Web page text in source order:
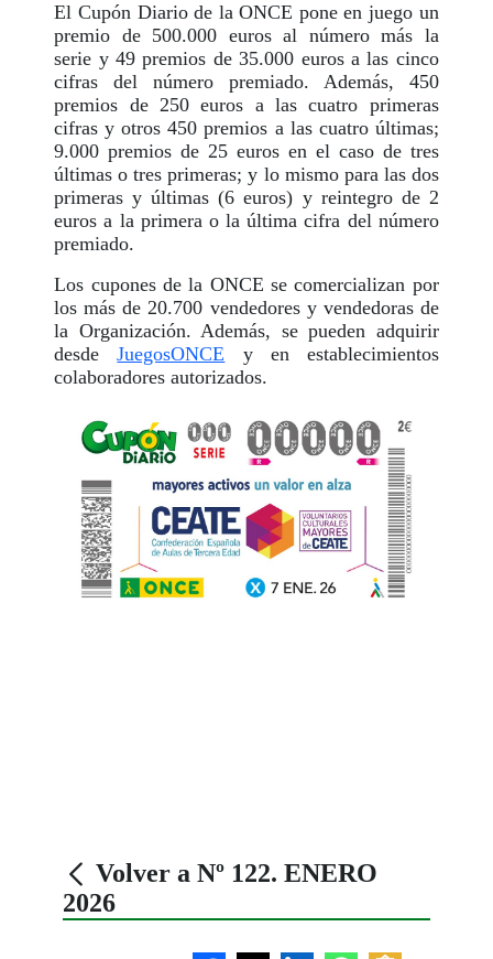
El Cupón Diario de la ONCE pone en juego un
premio de 500.000 euros al número más la
serie y 49 premios de 35.000 euros a las cinco
cifras del número premiado. Además, 450
premios de 250 euros a las cuatro primeras
cifras y otros 450 premios a las cuatro últimas;
9.000 premios de 25 euros en el caso de tres
últimas o tres primeras; y lo mismo para las dos
primeras y últimas (6 euros) y reintegro de 2
euros a la primera o la última cifra del número
premiado.
Los cupones de la ONCE se comercializan por
los más de 20.700 vendedores y vendedoras de
la Organización. Además, se pueden adquirir
desdeJuegosONCE y en establecimientos
colaboradores autorizados.
Volver a Nº 122. ENERO
2026